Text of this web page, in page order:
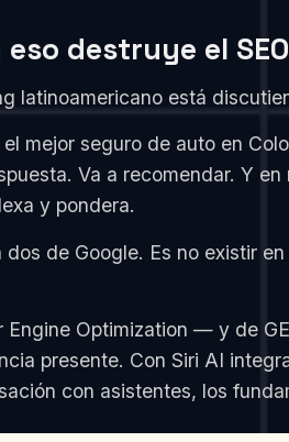
destruye el
latinoamericano está
mejor seguro de auto en
Va a recomendar. Y
y pondera.
de Google. Es no existir
Optimization — y de
presente. Con Siri AI
con asistentes, los